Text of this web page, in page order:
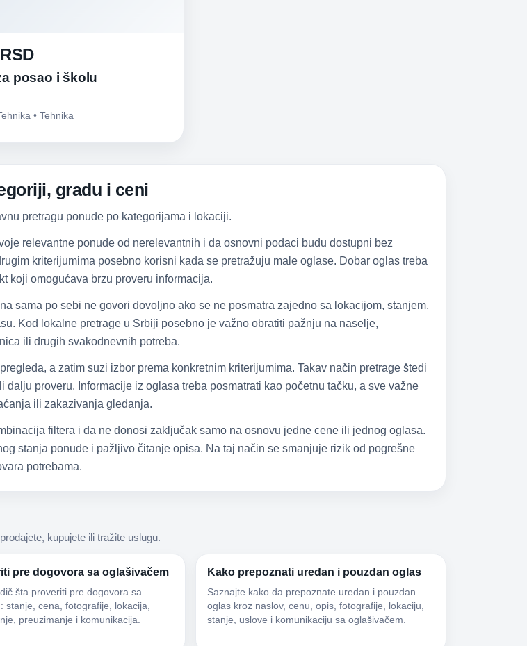
posao i školu
• Tehnika
gradu i ceni
pretragu ponude po kategorijama i lokaciji.
relevantne ponude od nerelevantnih i da osnovni podaci budu dostupni bez
kriterijumima posebno korisni kada se pretražuju male oglase. Dobar oglas treba
koji omogućava brzu proveru informacija.
sama po sebi ne govori dovoljno ako se ne posmatra zajedno sa lokacijom, stanjem,
Kod lokalne pretrage u Srbiji posebno je važno obratiti pažnju na naselje,
ili drugih svakodnevnih potreba.
a zatim suzi izbor prema konkretnim kriterijumima. Takav način pretrage štedi
proveru. Informacije iz oglasa treba posmatrati kao početnu tačku, a sve važne
ili zakazivanja gledanja.
filtera i da ne donosi zaključak samo na osnovu jedne cene ili jednog oglasa.
stanja ponude i pažljivo čitanje opisa. Na taj način se smanjuje rizik od pogrešne
potrebama.
kupujete ili tražite uslugu.
pre dogovora sa oglašivačem
šta proveriti pre dogovora sa
stanje, cena, fotografije, lokacija,
preuzimanje i komunikacija.
Kako prepoznati uredan i pouzdan oglas
Saznajte kako da prepoznate uredan i pouzdan
oglas kroz naslov, cenu, opis, fotografije, lokaciju,
stanje, uslove i komunikaciju sa oglašivačem.